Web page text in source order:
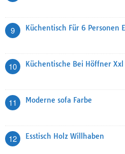
9 Küchentisch Für 6 Personen
10 Küchentische Bei Höffner Xxl
11 Moderne sofa Farbe
12 Esstisch Holz Willhaben